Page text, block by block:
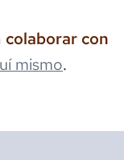
colaborar con
mismo.